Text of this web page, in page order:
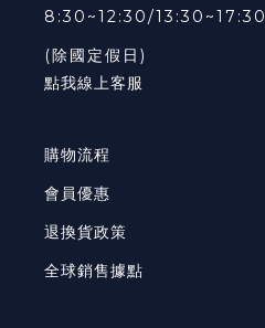
8:30~12:30/13:30~17:30
(除國定假日)
點我線上客服
購物流程
會員優惠
退換貨政策
全球銷售據點